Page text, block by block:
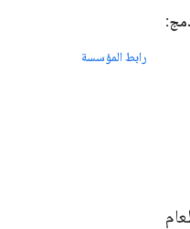
رابط المؤسسة